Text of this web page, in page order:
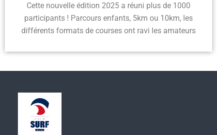
Cette nouvelle édition 2025 a réuni plus de 1000
participants ! Parcours enfants, 5km ou 10km, les
différents formats de courses ont ravi les amateurs